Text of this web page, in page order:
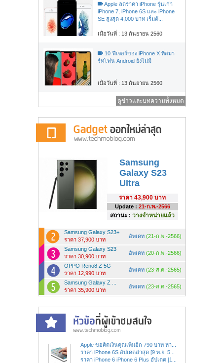
Apple ลดราคา iPhone รุ่นเก่า
iPhone 7, iPhone 6S และ iPhone
SE สูงสุด 4,000 บาท เริ่มต้...
เมื่อวันที่ : 13 กันยายน 2560
10 ฟีเจอร์ของ iPhone X ที่สมา
ร์ทโฟน Android ยังไม่มี
เมื่อวันที่ : 13 กันยายน 2560
ดูข่าวและบทความทั้งหมด
Samsung
Galaxy S23
Ultra
ราคา 43,900 บาท
Update : 21-ก.พ.-2566
สถานะ : วางจำหน่ายแล้ว
Samsung Galaxy S23+
ราคา 37,900 บาท
อัพเดท (21-ก.พ.-2566)
Samsung Galaxy S23
ราคา 30,900 บาท
อัพเดท (20-ก.พ.-2566)
OPPO Reno8 Z 5G
ราคา 12,990 บาท
อัพเดท (23-ส.ค.-2565)
Samsung Galaxy Z ...
ราคา 35,900 บาท
อัพเดท (23-ส.ค.-2565)
Apple ขอคิดเงินคุณเพิ่มอีก 790 บาท หา...
ราคา iPhone 6S อัปเดตล่าสุด [9 พ.ย. 5...
ราคา iPhone 6 iPhone 6 Plus อัปเดต [1...